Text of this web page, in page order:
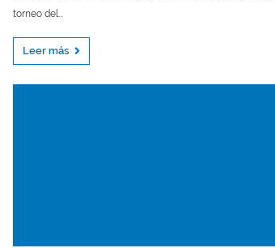
torneo del...
Leer más